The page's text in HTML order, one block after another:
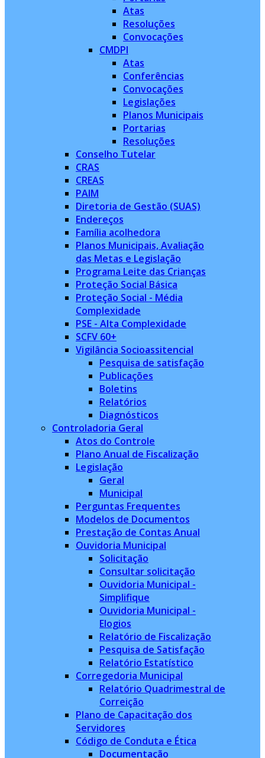
Atas
Resoluções
Convocações
CMDPI
Atas
Conferências
Convocações
Legislações
Planos Municipais
Portarias
Resoluções
Conselho Tutelar
CRAS
CREAS
PAIM
Diretoria de Gestão (SUAS)
Endereços
Família acolhedora
Planos Municipais, Avaliação
das Metas e Legislação
Programa Leite das Crianças
Proteção Social Básica
Proteção Social - Média
Complexidade
PSE - Alta Complexidade
SCFV 60+
Vigilância Socioassitencial
Pesquisa de satisfação
Publicações
Boletins
Relatórios
Diagnósticos
Controladoria Geral
Atos do Controle
Plano Anual de Fiscalização
Legislação
Geral
Municipal
Perguntas Frequentes
Modelos de Documentos
Prestação de Contas Anual
Ouvidoria Municipal
Solicitação
Consultar solicitação
Ouvidoria Municipal -
Simplifique
Ouvidoria Municipal -
Elogios
Relatório de Fiscalização
Pesquisa de Satisfação
Relatório Estatístico
Corregedoria Municipal
Relatório Quadrimestral de
Correição
Plano de Capacitação dos
Servidores
Código de Conduta e Ética
Documentação